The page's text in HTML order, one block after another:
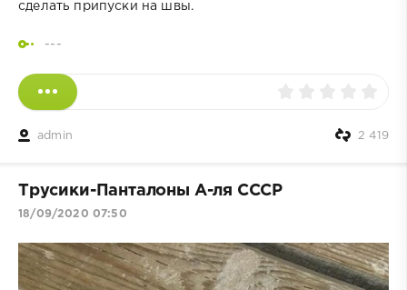
сделать припуски на швы.
---
admin 2 419
Трусики-Панталоны А-ля СССР
18/09/2020 07:50